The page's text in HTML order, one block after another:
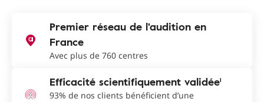
Premier réseau de l'audition en
France
Avec plus de 760 centres
Efficacité scientifiquement validée¹
93% de nos clients bénéficient d’une